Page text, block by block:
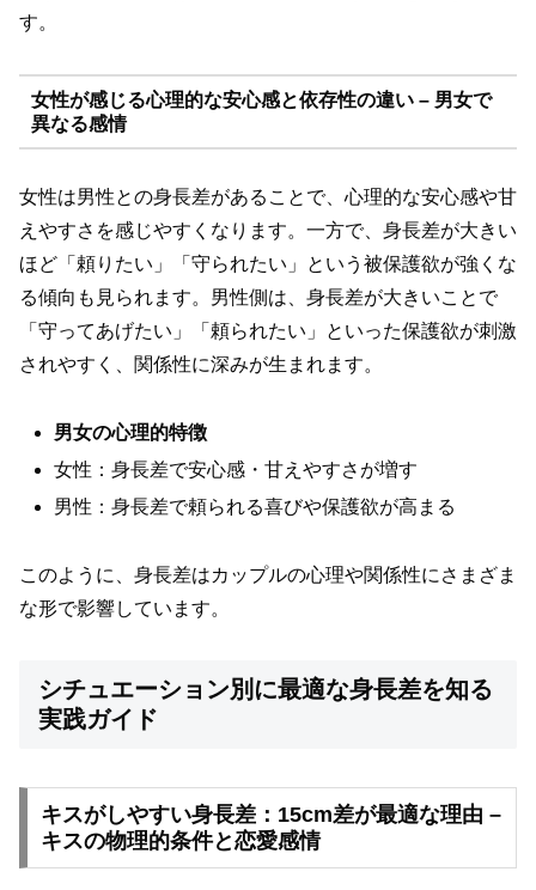
す。
女性が感じる心理的な安心感と依存性の違い – 男女で
異なる感情
女性は男性との身長差があることで、心理的な安心感や甘
えやすさを感じやすくなります。一方で、身長差が大きい
ほど「頼りたい」「守られたい」という被保護欲が強くな
る傾向も見られます。男性側は、身長差が大きいことで
「守ってあげたい」「頼られたい」といった保護欲が刺激
されやすく、関係性に深みが生まれます。
男女の心理的特徴
女性：身長差で安心感・甘えやすさが増す
男性：身長差で頼られる喜びや保護欲が高まる
このように、身長差はカップルの心理や関係性にさまざま
な形で影響しています。
シチュエーション別に最適な身長差を知る
実践ガイド
キスがしやすい身長差：15cm差が最適な理由 –
キスの物理的条件と恋愛感情